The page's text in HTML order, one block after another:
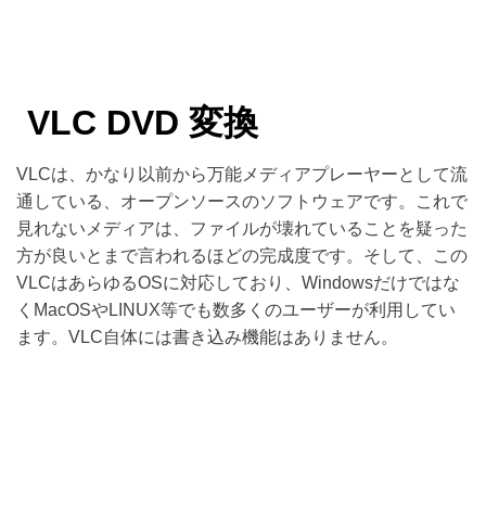
VLC DVD 変換
VLCは、かなり以前から万能メディアプレーヤーとして流
通している、オープンソースのソフトウェアです。これで
見れないメディアは、ファイルが壊れていることを疑った
方が良いとまで言われるほどの完成度です。そして、この
VLCはあらゆるOSに対応しており、Windowsだけではな
くMacOSやLINUX等でも数多くのユーザーが利用してい
ます。VLC自体には書き込み機能はありません。